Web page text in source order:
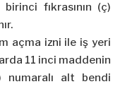
fıkrasının (ç)
açma izni ile iş yeri
11 inci maddenin
numaralı alt bendi